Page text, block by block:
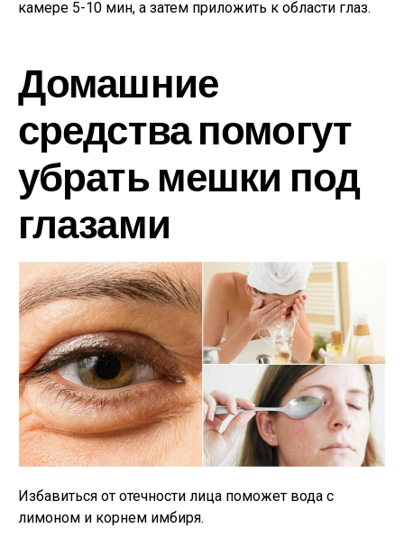
камере 5-10 мин, а затем приложить к области глаз.
Домашние
средства помогут
убрать мешки под
глазами
Избавиться от отечности лица поможет вода с
лимоном и корнем имбиря.